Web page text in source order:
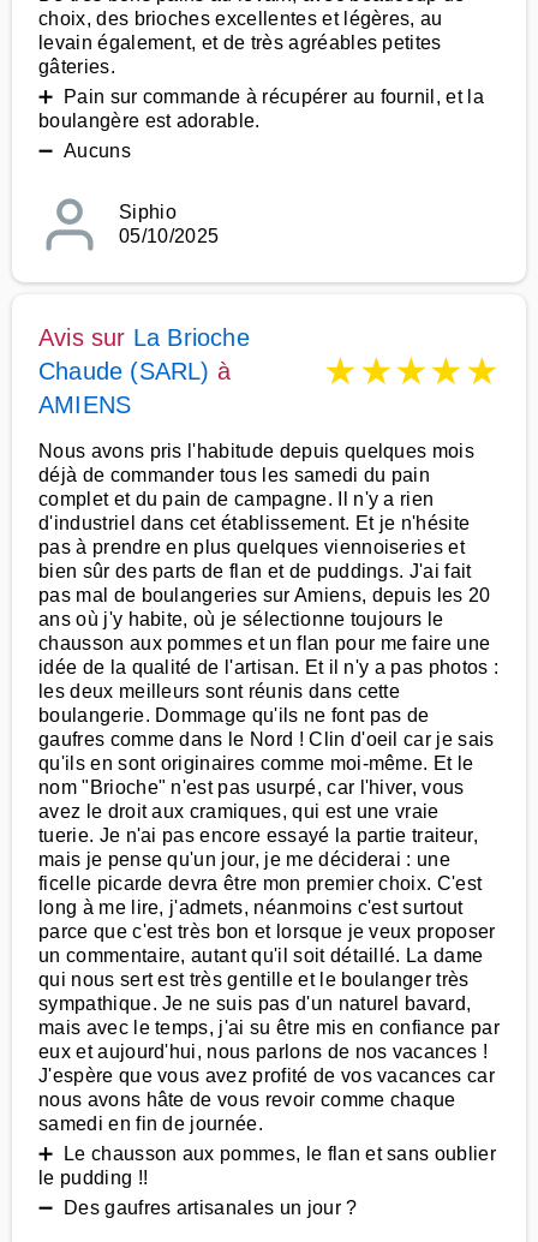
choix, des brioches excellentes et légères, au
levain également, et de très agréables petites
gâteries.
➕ Pain sur commande à récupérer au fournil, et la
boulangère est adorable.
➖ Aucuns
Siphio
05/10/2025
Avis sur La Brioche
Chaude (SARL) à
AMIENS
★★★★★
Nous avons pris l'habitude depuis quelques mois
déjà de commander tous les samedi du pain
complet et du pain de campagne. Il n'y a rien
d'industriel dans cet établissement. Et je n'hésite
pas à prendre en plus quelques viennoiseries et
bien sûr des parts de flan et de puddings. J'ai fait
pas mal de boulangeries sur Amiens, depuis les 20
ans où j'y habite, où je sélectionne toujours le
chausson aux pommes et un flan pour me faire une
idée de la qualité de l'artisan. Et il n'y a pas photos :
les deux meilleurs sont réunis dans cette
boulangerie. Dommage qu'ils ne font pas de
gaufres comme dans le Nord ! Clin d'oeil car je sais
qu'ils en sont originaires comme moi-même. Et le
nom "Brioche" n'est pas usurpé, car l'hiver, vous
avez le droit aux cramiques, qui est une vraie
tuerie. Je n'ai pas encore essayé la partie traiteur,
mais je pense qu'un jour, je me déciderai : une
ficelle picarde devra être mon premier choix. C'est
long à me lire, j'admets, néanmoins c'est surtout
parce que c'est très bon et lorsque je veux proposer
un commentaire, autant qu'il soit détaillé. La dame
qui nous sert est très gentille et le boulanger très
sympathique. Je ne suis pas d'un naturel bavard,
mais avec le temps, j'ai su être mis en confiance par
eux et aujourd'hui, nous parlons de nos vacances !
J'espère que vous avez profité de vos vacances car
nous avons hâte de vous revoir comme chaque
samedi en fin de journée.
➕ Le chausson aux pommes, le flan et sans oublier
le pudding !!
➖ Des gaufres artisanales un jour ?